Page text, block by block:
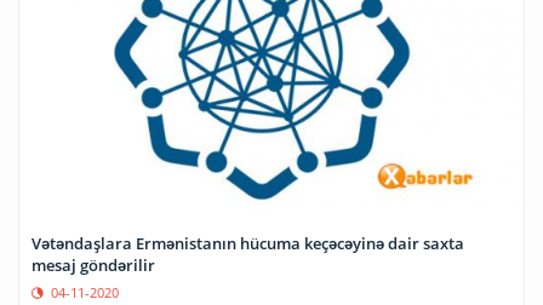
Vətəndaşlara Ermənistanın hücuma keçəcəyinə dair saxta
mesaj göndərilir
04-11-2020